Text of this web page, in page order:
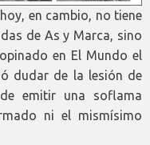
en cambio, no tiene
de As y Marca, sino
en El Mundo el
dudar de la lesión de
emitir una soflama
ni el mismísimo